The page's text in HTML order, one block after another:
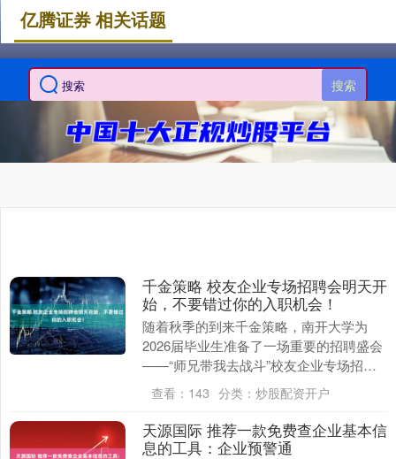
搜索
亿腾证券 相关话题
千金策略 校友企业专场招聘会明天开
始，不要错过你的入职机会！
随着秋季的到来千金策略，南开大学为
2026届毕业生准备了一场重要的招聘盛会
——“师兄带我去战斗”校友企业专场招聘
会。这场由南开大学校友工作办公室与学
生就业指导中....
查看： 143 分类： 炒股配资开户
天源国际 推荐一款免费查企业基本信
息的工具：企业预警通